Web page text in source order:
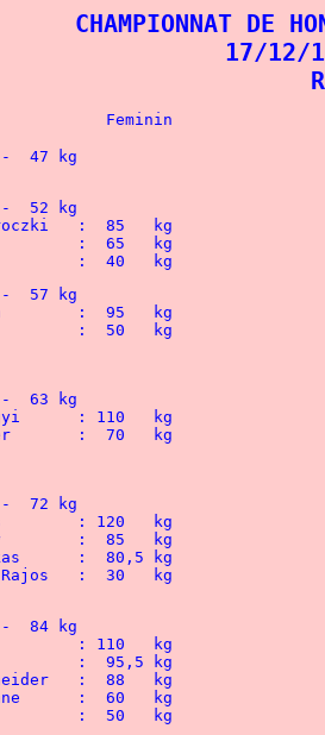
CHAMPIONNAT DE
17/12/
		-  47 kg
		-  52 kg
1° Magdolna Petroczki	:  85   kg
2° Petra Csema		:  65   kg
3° Anna Szabo		:  40   kg